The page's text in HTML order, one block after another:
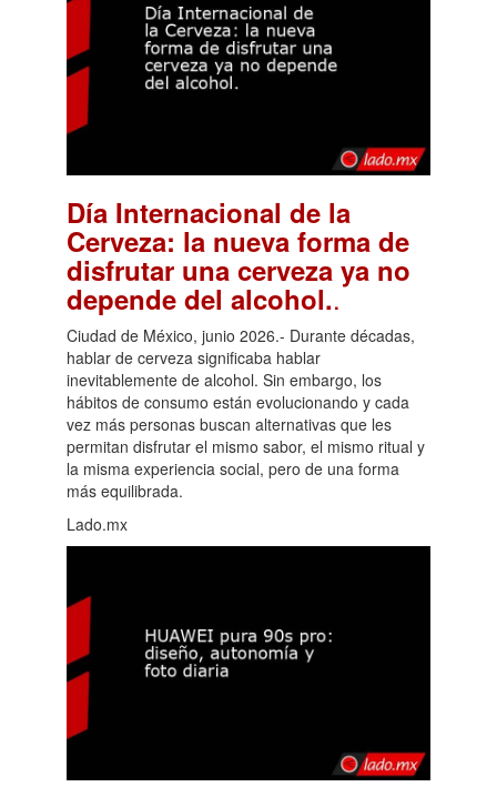
Día Internacional de la
Cerveza: la nueva forma de
disfrutar una cerveza ya no
depende del alcohol..
Ciudad de México, junio 2026.- Durante décadas,
hablar de cerveza significaba hablar
inevitablemente de alcohol. Sin embargo, los
hábitos de consumo están evolucionando y cada
vez más personas buscan alternativas que les
permitan disfrutar el mismo sabor, el mismo ritual y
la misma experiencia social, pero de una forma
más equilibrada.
Lado.mx